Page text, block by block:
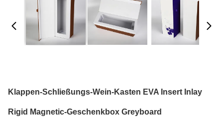
Klappen-Schließungs-Wein-Kasten EVA Insert Inlay
Rigid Magnetic-Geschenkbox Greyboard